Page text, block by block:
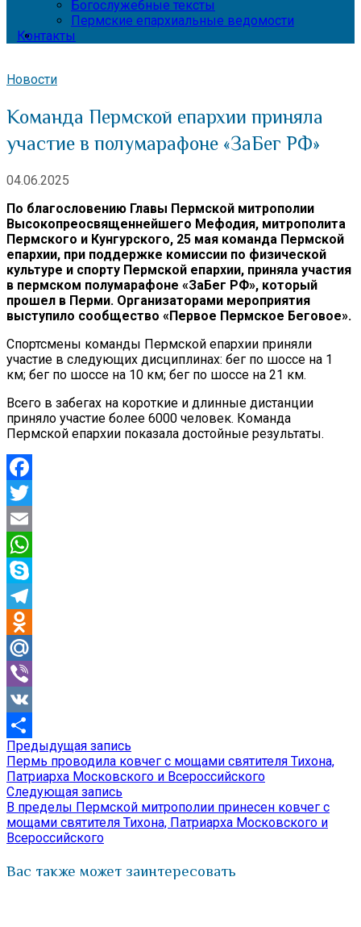
Богослужебные тексты
Пермские епархиальные ведомости
Контакты
Новости
Команда Пермской епархии приняла
участие в полумарафоне «ЗаБег РФ»
04.06.2025
По благословению Главы Пермской митрополии
Высокопреосвященнейшего Мефодия, митрополита
Пермского и Кунгурского, 25 мая команда Пермской
епархии, при поддержке комиссии по физической
культуре и спорту Пермской епархии, приняла участия
в пермском полумарафоне «ЗаБег РФ», который
прошел в Перми. Организаторами мероприятия
выступило сообщество «Первое Пермское Беговое».
Спортсмены команды Пермской епархии приняли
участие в следующих дисциплинах: бег по шоссе на 1
км; бег по шоссе на 10 км; бег по шоссе на 21 км.
Всего в забегах на короткие и длинные дистанции
приняло участие более 6000 человек. Команда
Пермской епархии показала достойные результаты.
Facebook
Twitter
Email
WhatsApp
Skype
Telegram
Odnoklassniki
Mail.Ru
Viber
VK
Отправить
Навигация
по
записям
Предыдущая запись
запись:
Пермь проводила ковчег с мощами святителя Тихона,
Патриарха Московского и Всероссийского
Следующая запись
запись:
В пределы Пермской митрополии принесен ковчег с
мощами святителя Тихона, Патриарха Московского и
Всероссийского
Вас также может заинтересовать